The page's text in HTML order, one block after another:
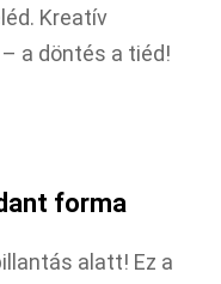
Kreatív
a döntés a tiéd!
forma
alatt! Ez a